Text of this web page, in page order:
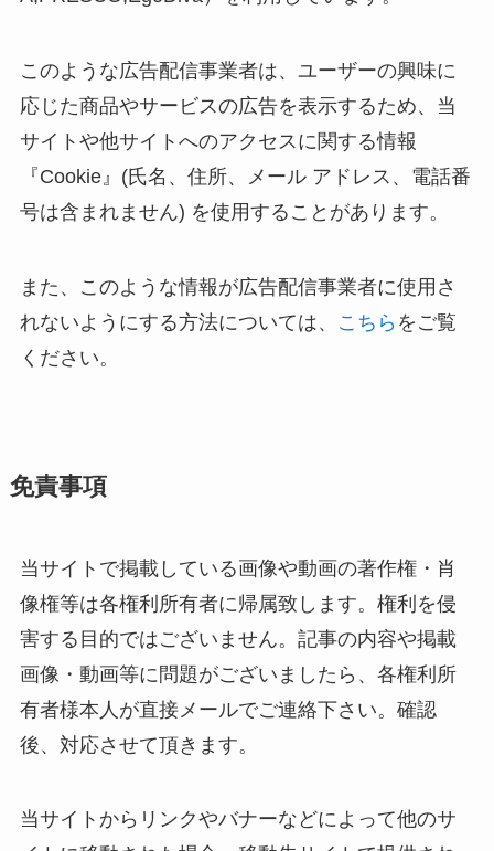
このような広告配信事業者は、ユーザーの興味に
応じた商品やサービスの広告を表示するため、当
サイトや他サイトへのアクセスに関する情報
『Cookie』(氏名、住所、メール アドレス、電話番
号は含まれません) を使用することがあります。
また、このような情報が広告配信事業者に使用さ
れないようにする方法については、
こちら をご覧
ください。
免責事項
当サイトで掲載している画像や動画の著作権・肖
像権等は各権利所有者に帰属致します。権利を侵
害する目的ではございません。記事の内容や掲載
画像・動画等に問題がございましたら、各権利所
有者様本人が直接メールでご連絡下さい。確認
後、対応させて頂きます。
当サイトからリンクやバナーなどによって他のサ